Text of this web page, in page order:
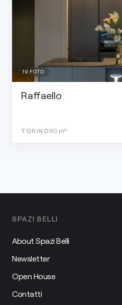
19 FOTO
Raffaello
TORINO 90 m²
SPAZI BELLI
About Spazi Belli
Newsletter
Open House
Contatti